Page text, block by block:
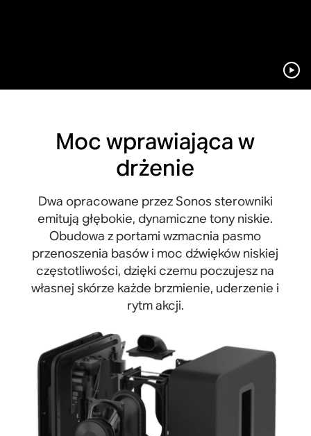
Moc wprawiająca w
drżenie
Dwa opracowane przez Sonos sterowniki
emitują głębokie, dynamiczne tony niskie.
Obudowa z portami wzmacnia pasmo
przenoszenia basów i moc dźwięków niskiej
częstotliwości, dzięki czemu poczujesz na
własnej skórze każde brzmienie, uderzenie i
rytm akcji.